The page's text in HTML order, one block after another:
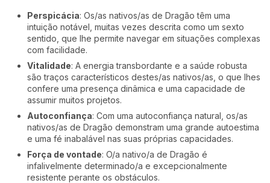
Perspicácia: Os/as nativos/as de Dragão têm uma
intuição notável, muitas vezes descrita como um sexto
sentido, que lhe permite navegar em situações complexas
com facilidade.
Vitalidade: A energia transbordante e a saúde robusta
são traços característicos destes/as nativos/as, o que lhes
confere uma presença dinâmica e uma capacidade de
assumir muitos projetos.
Autoconfiança: Com uma autoconfiança natural, os/as
nativos/as de Dragão demonstram uma grande autoestima
e uma fé inabalável nas suas próprias capacidades.
Força de vontade: O/a nativo/a de Dragão é
infalivelmente determinado/a e excepcionalmente
resistente perante os obstáculos.